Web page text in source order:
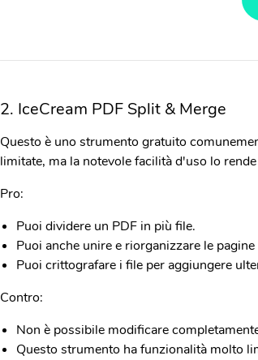
2. IceCream PDF Split & Merge
Questo è uno strumento gratuito
limitate, ma la notevole facilità d'uso lo
Pro:
Puoi dividere un PDF in più file.
Puoi anche unire e riorganizzare le
Puoi crittografare i file per aggiungere
Contro:
Non è possibile modificare
Questo strumento ha funzionalità molto